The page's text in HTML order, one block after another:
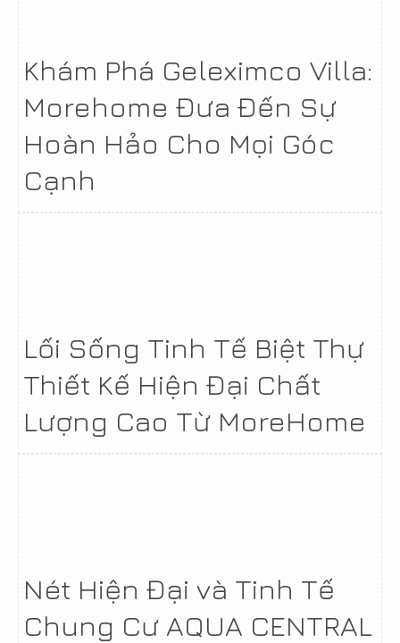
Khám Phá Geleximco Villa:
Morehome Đưa Đến Sự
Hoàn Hảo Cho Mọi Góc
Cạnh
Lối Sống Tinh Tế Biệt Thự
Thiết Kế Hiện Đại Chất
Lượng Cao Từ MoreHome
Nét Hiện Đại và Tinh Tế
Chung Cư AQUA CENTRAL